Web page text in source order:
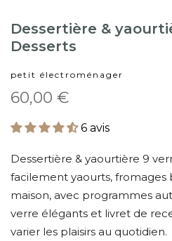
Dessertière &
Desserts
petit électroménager
60,00 €
6 avis
Dessertière & yaourtière 9
facilement yaourts, fromages
maison, avec programmes
verre élégants et livret de
varier les plaisirs au quotidien.